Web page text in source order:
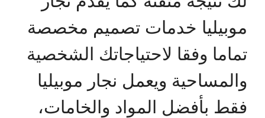
موبيليا خدمات تصميم مخصصة
تماما وفقا لاحتياجاتك الشخصية
والمساحية ويعمل نجار موبيليا
فقط بأفضل المواد والخامات،